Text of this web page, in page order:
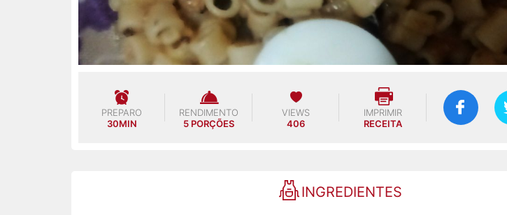
PREPARO
30MIN
RENDIMENTO
5 PORÇÕES
VIEWS
406
IMPRIMIR
RECEITA
INGREDIENTES